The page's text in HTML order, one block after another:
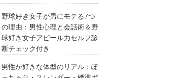
野球好き女子が男にモテる7つ
の理由：男性心理と会話術＆野
球好き女子アピール力セルフ診
断チェック付き
男性が好きな体型のリアル：ぽ